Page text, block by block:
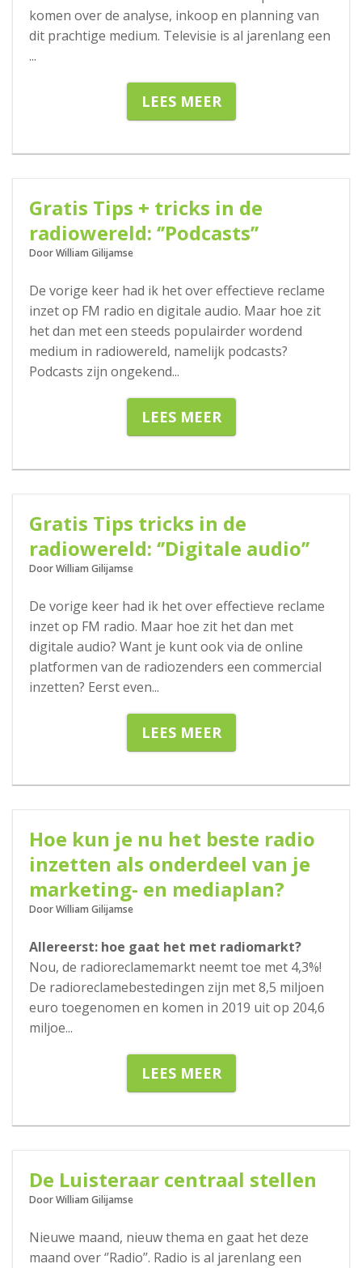
komen over de analyse, inkoop en planning van
dit prachtige medium. Televisie is al jarenlang een
...
LEES MEER
27-02-2020
Gratis Tips + tricks in de
radiowereld: ‘’Podcasts’’
Door William Gilijamse
De vorige keer had ik het over effectieve reclame
inzet op FM radio en digitale audio. Maar hoe zit
het dan met een steeds populairder wordend
medium in radiowereld, namelijk podcasts?
Podcasts zijn ongekend...
LEES MEER
18-02-2020
Gratis Tips tricks in de
radiowereld: ‘’Digitale audio’’
Door William Gilijamse
De vorige keer had ik het over effectieve reclame
inzet op FM radio. Maar hoe zit het dan met
digitale audio? Want je kunt ook via de online
platformen van de radiozenders een commercial
inzetten? Eerst even...
LEES MEER
11-02-2020
Hoe kun je nu het beste radio
inzetten als onderdeel van je
marketing- en mediaplan?
Door William Gilijamse
Allereerst: hoe gaat het met radiomarkt?
Nou, de radioreclamemarkt neemt toe met 4,3%!
De radioreclamebestedingen zijn met 8,5 miljoen
euro toegenomen en komen in 2019 uit op 204,6
miljoe...
LEES MEER
04-02-2020
De Luisteraar centraal stellen
Door William Gilijamse
Nieuwe maand, nieuw thema en gaat het deze
maand over ‘’Radio’’. Radio is al jarenlang een